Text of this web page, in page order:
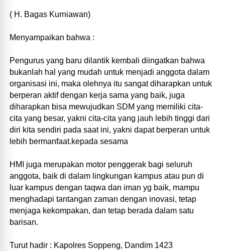
( H. Bagas Kurniawan)
Menyampaikan bahwa :
Pengurus yang baru dilantik kembali diingatkan bahwa
bukanlah hal yang mudah untuk menjadi anggota dalam
organisasi ini, maka olehnya itu sangat diharapkan untuk
berperan aktif dengan kerja sama yang baik, juga
diharapkan bisa mewujudkan SDM yang memiliki cita-
cita yang besar, yakni cita-cita yang jauh lebih tinggi dari
diri kita sendiri pada saat ini, yakni dapat berperan untuk
lebih bermanfaat.kepada sesama
HMI juga merupakan motor penggerak bagi seluruh
anggota, baik di dalam lingkungan kampus atau pun di
luar kampus dengan taqwa dan iman yg baik, mampu
menghadapi tantangan zaman dengan inovasi, tetap
menjaga kekompakan, dan tetap berada dalam satu
barisan.
Turut hadir : Kapolres Soppeng, Dandim 1423